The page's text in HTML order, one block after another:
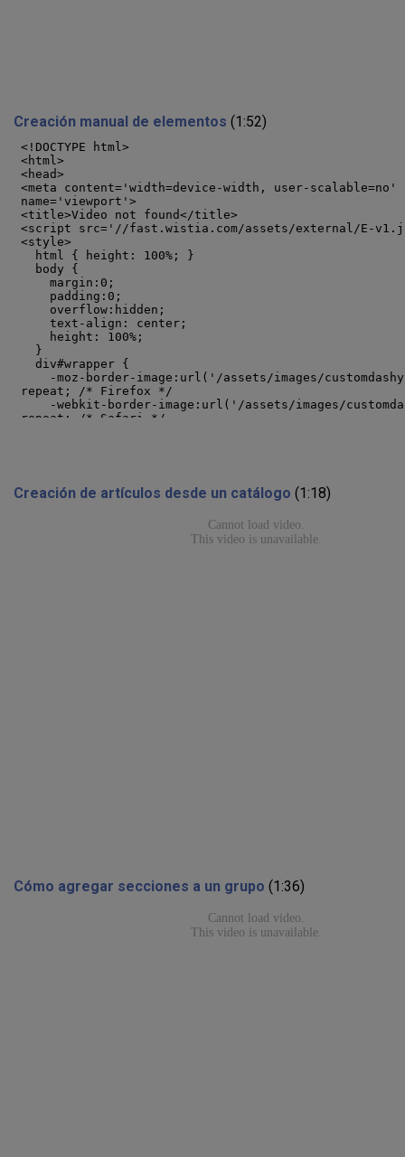
Creación manual de elementos (1:52)
Creación de artículos desde un catálogo (1:18)
Cómo agregar secciones a un grupo (1:36)